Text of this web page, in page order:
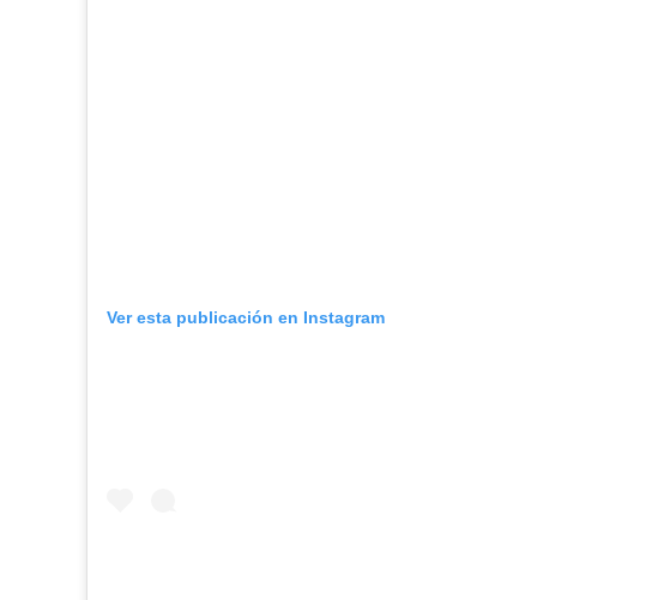
Ver esta publicación en Instagram